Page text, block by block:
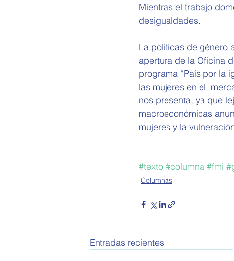
Mientras el trabajo
desigualdades.
La políticas de género
apertura de la Oficina
programa “País por la
las mujeres en el
nos presenta, ya que
macroeconómicas
mujeres y la
#texto #columna #fmi
Columnas
Entradas recientes